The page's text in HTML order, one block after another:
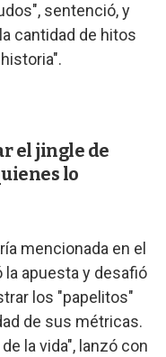
sentenció, y
cantidad de hitos
el jingle de
lo
mencionada en el
la apuesta y desafió
los "papelitos"
de sus métricas.
la vida", lanzó con